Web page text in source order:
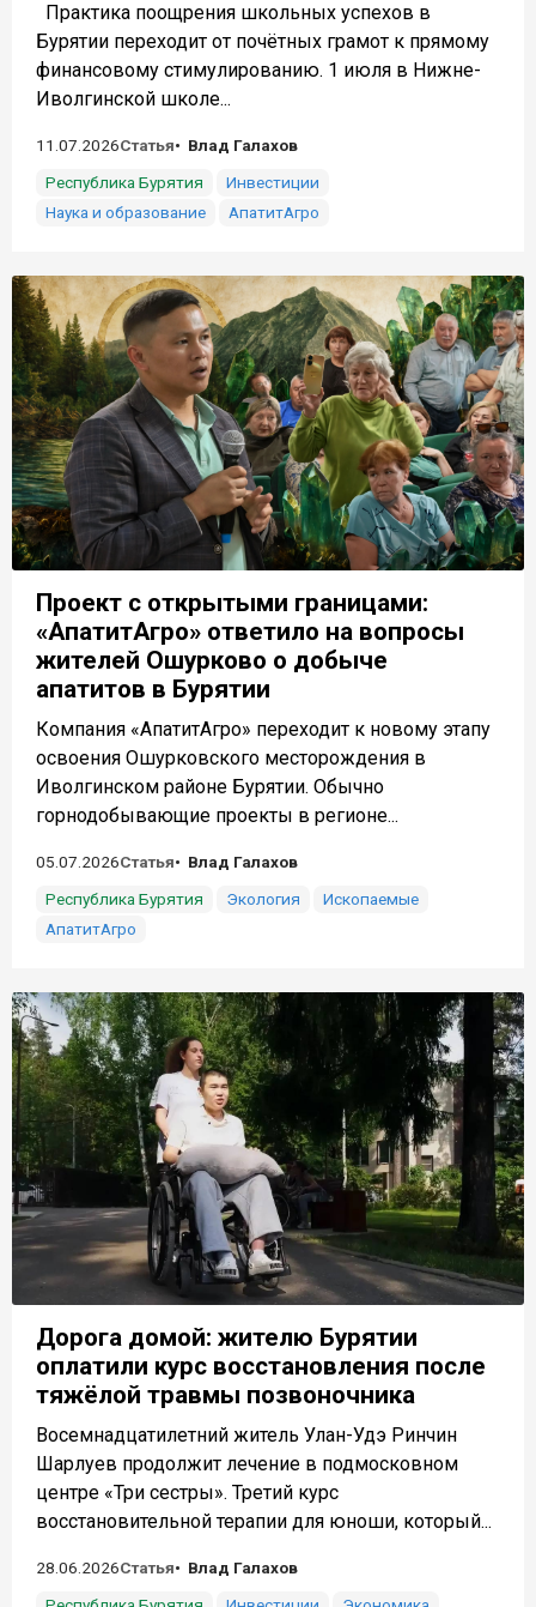
Практика поощрения школьных успехов в
Бурятии переходит от почётных грамот к прямому
финансовому стимулированию. 1 июля в Нижне-
Иволгинской школе...
11.07.2026Статья
Влад Галахов
Республика Бурятия
Инвестиции
Наука и образование
АпатитАгро
Проект с открытыми границами:
«АпатитАгро» ответило на вопросы
жителей Ошурково о добыче
апатитов в Бурятии
Компания «АпатитАгро» переходит к новому этапу
освоения Ошурковского месторождения в
Иволгинском районе Бурятии. Обычно
горнодобывающие проекты в регионе...
05.07.2026Статья
Влад Галахов
Республика Бурятия
Экология
Ископаемые
АпатитАгро
Дорога домой: жителю Бурятии
оплатили курс восстановления после
тяжёлой травмы позвоночника
Восемнадцатилетний житель Улан-Удэ Ринчин
Шарлуев продолжит лечение в подмосковном
центре «Три сестры». Третий курс
восстановительной терапии для юноши, который...
28.06.2026Статья
Влад Галахов